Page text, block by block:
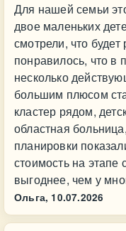
Для нашей семьи
двое маленьких
смотрели, что
понравилось, что в
несколько
большим плюсом
кластер рядом,
областная
планировки
стоимость на этапе
выгоднее, чем у
Ольга, 10.07.2026